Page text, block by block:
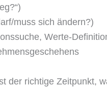
muss sich ändern?)
Werte-
der richtige Zeitpunkt,